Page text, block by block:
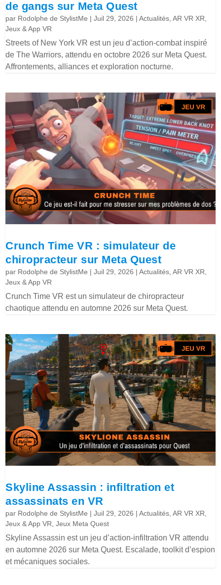
de gangs sur Meta Quest
par Rodolphe de StylistMe |Juil 29, 2026 |Actualités ,AR VR XR
Jeux & App VR
Streets of New York VR est un jeu d’action-combat inspiré
de The Warriors, attendu en octobre 2026 sur Meta Quest.
Affrontements, alliances et exploration nocturne.
Crunch Time VR : simulateur de
chiropracteur sur Meta Quest
par Rodolphe de StylistMe |Juil 29, 2026 |Actualités ,AR VR XR
Jeux & App VR
Crunch Time VR est un simulateur de chiropracteur
chaotique attendu en automne 2026 sur Meta Quest.
Skyline Assassin : infiltration et
assassinats en VR
par Rodolphe de StylistMe |Juil 29, 2026 |Actualités ,AR VR XR
Jeux & App VR ,Jeux Meta Quest
Skyline Assassin est un jeu d’action-infiltration VR attendu
en automne 2026 sur Meta Quest. Escalade, toolkit d’espion
et mécaniques sociales.